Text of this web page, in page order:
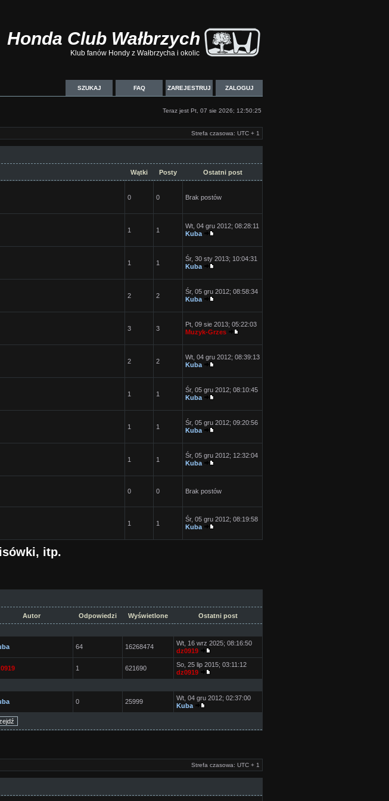
Honda Club Wałbrzych
Klub fanów Hondy z Wałbrzycha i okolic
ZALOGUJ
ZAREJESTRUJ
FAQ
SZUKAJ
Teraz jest Pt, 07 sie 2026; 12:50:25
Strefa czasowa: UTC + 1
Wątki Posty Ostatni post
0 0 Brak postów
1 1
Wt, 04 gru 2012; 08:28:11
Kuba
1 1
Śr, 30 sty 2013; 10:04:31
Kuba
2 2
Śr, 05 gru 2012; 08:58:34
Kuba
3 3
Pt, 09 sie 2013; 05:22:03
Muzyk-Grzes
2 2
Wt, 04 gru 2012; 08:39:13
Kuba
1 1
Śr, 05 gru 2012; 08:10:45
Kuba
1 1
Śr, 05 gru 2012; 09:20:56
Kuba
1 1
Śr, 05 gru 2012; 12:32:04
Kuba
0 0 Brak postów
1 1
Śr, 05 gru 2012; 08:19:58
Kuba
itp.
Autor Odpowiedzi Wyświetlone Ostatni post
64 16268474
Wt, 16 wrz 2025; 08:16:50
dz0919
1 621690
So, 25 lip 2015; 03:11:12
dz0919
0 25999
Wt, 04 gru 2012; 02:37:00
Kuba
Strefa czasowa: UTC + 1